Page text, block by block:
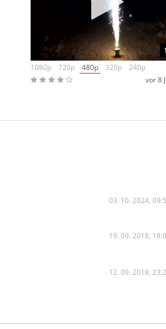
1080p
720p 480p 320p
240p
vor 8
03. 10. 2024,
19. 09. 2018,
12. 09. 2018,